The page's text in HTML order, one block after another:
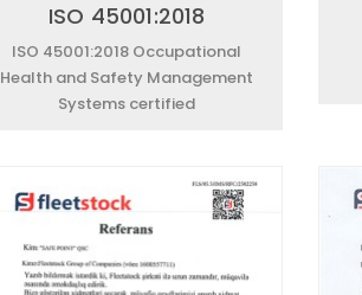
ISO 45001:2018
ISO 45001:2018 Occupational
Health and Safety Management
Systems certified